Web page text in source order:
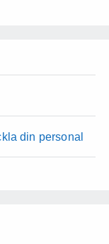
din personal